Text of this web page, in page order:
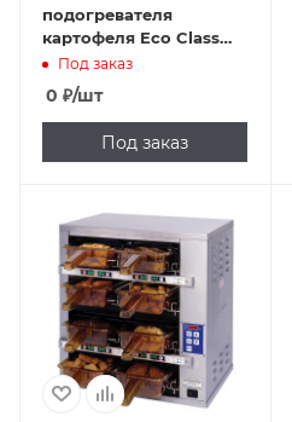
подогревателя
картофеля Eco Class
MPT-30 Yukon Eco
Class MNT-30 30 см
Под заказ
0 ₽/шт
Под заказ